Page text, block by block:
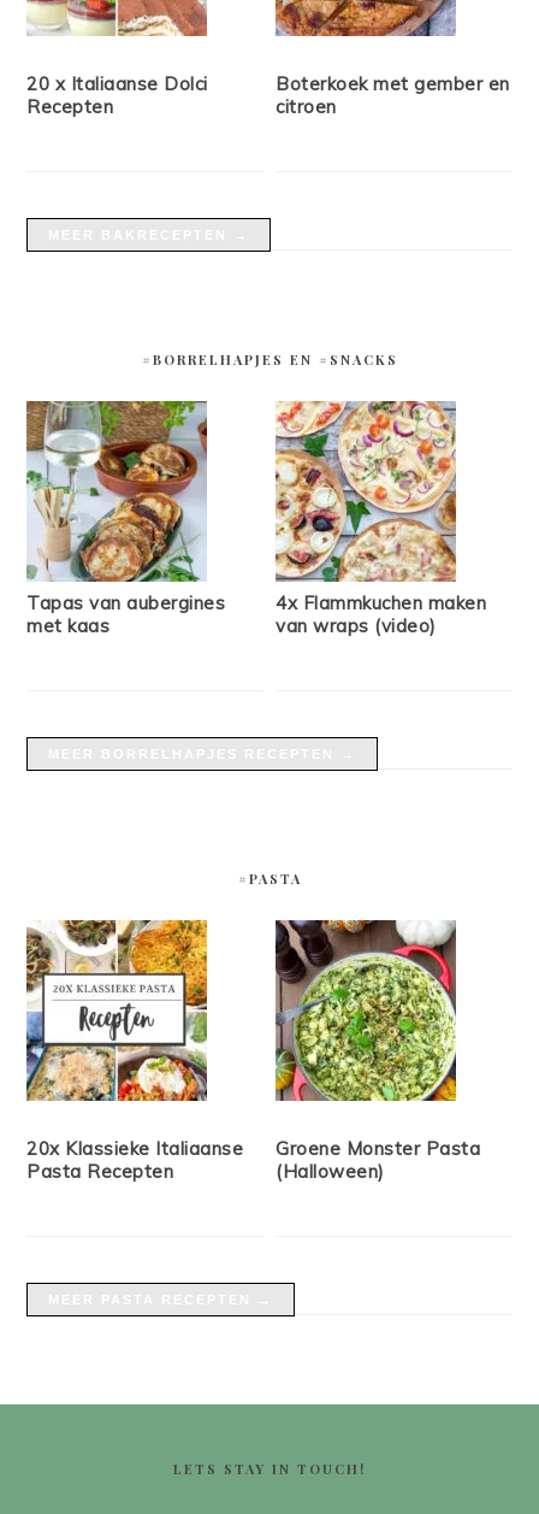
20 x Italiaanse Dolci
Recepten
Boterkoek met gember en
citroen
#BORRELHAPJES EN #SNACKS
Tapas van aubergines
met kaas
4x Flammkuchen maken
van wraps (video)
#PASTA
20x Klassieke Italiaanse
Pasta Recepten
Groene Monster Pasta
(Halloween)
LETS STAY IN TOUCH!